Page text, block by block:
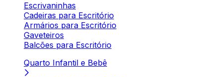
Escrivaninhas
Cadeiras para Escritório
Armários para Escritório
Gaveteiros
Balcões para Escritório
Quarto Infantil e Bebê